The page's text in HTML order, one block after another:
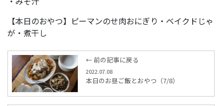
【本日のおやつ】ピーマンのせ肉おにぎり・ベイクドじゃ
が・煮干し
← 前の記事に戻る
2022.07.08
本日のお昼ご飯とおやつ（7/8）